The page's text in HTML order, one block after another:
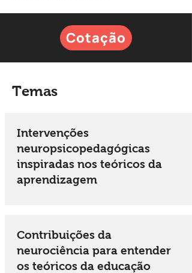
Cotação
Temas
Intervenções
neuropsicopedagógicas
inspiradas nos teóricos da
aprendizagem
Contribuições da
neurociência para entender
os teóricos da educação